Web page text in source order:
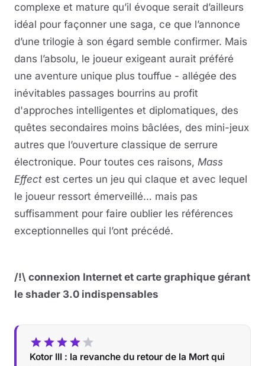
complexe et mature qu’il évoque serait d’ailleurs
idéal pour façonner une saga, ce que l’annonce
d’une trilogie à son égard semble confirmer. Mais
dans l’absolu, le joueur exigeant aurait préféré
une aventure unique plus touffue - allégée des
inévitables passages bourrins au profit
d'approches intelligentes et diplomatiques, des
quêtes secondaires moins bâclées, des mini-jeux
autres que l’ouverture classique de serrure
électronique. Pour toutes ces raisons, Mass
Effect est certes un jeu qui claque et avec lequel
le joueur ressort émerveillé… mais pas
suffisamment pour faire oublier les références
exceptionnelles qui l’ont précédé.
/!\ connexion Internet et carte graphique gérant
le shader 3.0 indispensables
Kotor III : la revanche du retour de la Mort qui